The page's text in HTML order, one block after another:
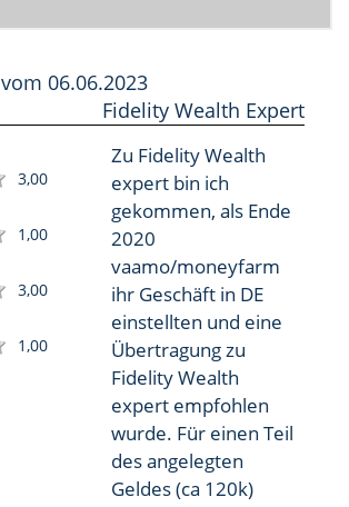
vom 06.06.2023
Fidelity Wealth Expert
3,00
1,00
3,00
1,00
Zu Fidelity Wealth
expert bin ich
gekommen, als Ende
2020
vaamo/moneyfarm
ihr Geschäft in DE
einstellten und eine
Übertragung zu
Fidelity Wealth
expert empfohlen
wurde. Für einen Teil
des angelegten
Geldes (ca 120k)